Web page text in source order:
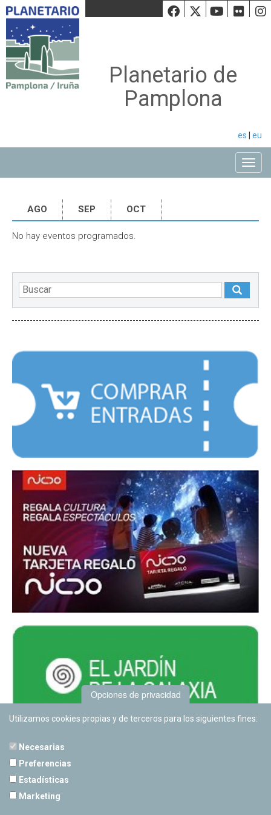
Facebook
Twiiter
Planetario de
Pamplona
es eu
AGO SEP OCT
No hay eventos programados.
Opciones de privacidad
Utilizamos cookies propias y de terceros para los siguientes fines:
Necesarias
Preferencias
Estadísticas
Marketing